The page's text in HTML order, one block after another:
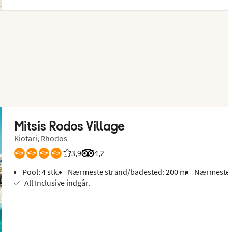
Mitsis Rodos Village
Kiotari, Rhodos
3,9
Bedømmelse fra Spies gæster: 3.873/5
4,2
Bedømmelse fra Tripadvisor: 4.2 of 5
Pool: 4 stk.
Nærmeste strand/badested: 200 m
All Inclusive indgår.